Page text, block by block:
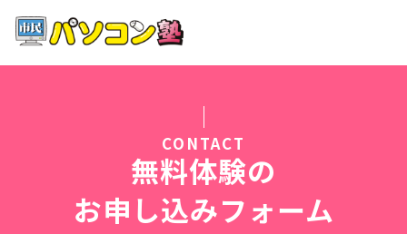
ホーム
教室案内
CONTACT
無料体験の
お申し込みフォーム